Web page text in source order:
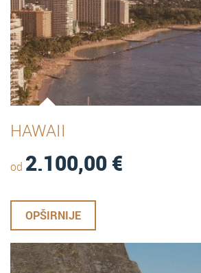
HAWAII
od 2.100,00€
OPŠIRNIJE